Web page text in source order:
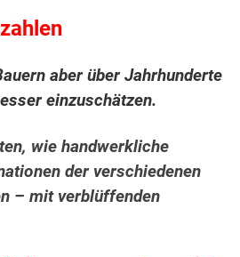
aber über Jahrhunderte
einzuschätzen.
wie handwerkliche
der verschiedenen
– mit verblüffenden